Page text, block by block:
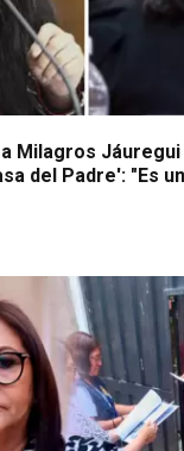
Milagros
del Padre': "Es